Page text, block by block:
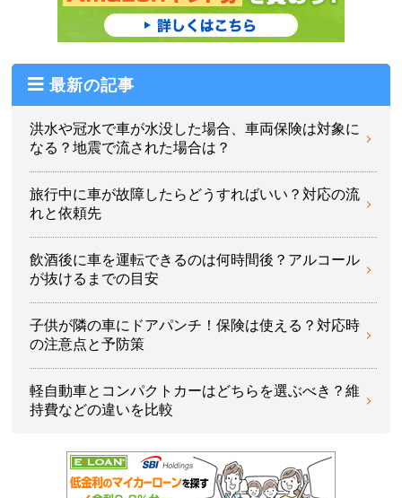
最新の記事
洪水や冠水で車が水没した場合、車両保険は対象に
なる？地震で流された場合は？
旅行中に車が故障したらどうすればいい？対応の流
れと依頼先
飲酒後に車を運転できるのは何時間後？アルコール
が抜けるまでの目安
子供が隣の車にドアパンチ！保険は使える？対応時
の注意点と予防策
軽自動車とコンパクトカーはどちらを選ぶべき？維
持費などの違いを比較